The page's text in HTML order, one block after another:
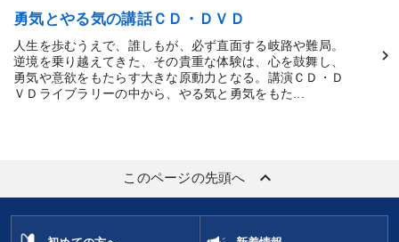
勇気とやる気の講話ＣＤ・ＤＶＤ
人生を歩むうえで、誰しもが、必ず直面する岐路や難局。
逆境を乗り越えてきた、その貴重な体験は、心を鼓舞し、
勇気や意欲をもたらす大きな原動力となる。講演ＣＤ・Ｄ
ＶＤライブラリーの中から、やる気と勇気をもた...
このページの先頭へ keyboard_arrow_up